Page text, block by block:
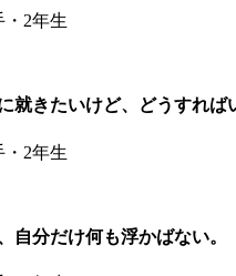
・2年生
就きたいけど、どうすれば
・2年生
自分だけ何も浮かばない。